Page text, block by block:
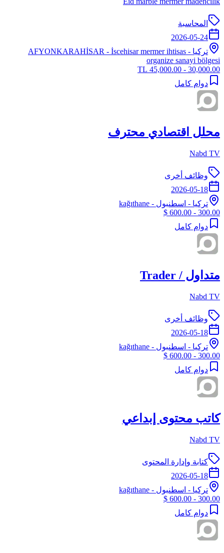
المحاسبة
2026-05-24
تركيا -
AFYONKARAHİSAR - İscehisar mermer ihtisas
organize sanayi bölgesi
30,000.00 - 45,000.00 TL
دوام كامل
محلل اقتصادي محترف
Nabd TV
وظائف أخرى
2026-05-18
تركيا - اسطنبول - kağıthane
300.00 - 600.00 $
دوام كامل
متداول / Trader
Nabd TV
وظائف أخرى
2026-05-18
تركيا - اسطنبول - kağıthane
300.00 - 600.00 $
دوام كامل
كاتب محتوى إبداعي
Nabd TV
كتابة وإدارة المحتوى
2026-05-18
تركيا - اسطنبول - kağıthane
300.00 - 600.00 $
دوام كامل